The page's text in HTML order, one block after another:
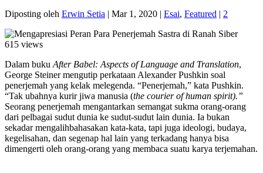
Diposting oleh Erwin Setia | Mar 1, 2020 | Esai, Featured | 2
615 views
Dalam buku After Babel: Aspects of Language and Translation,
George Steiner mengutip perkataan Alexander Pushkin soal
penerjemah yang kelak melegenda. “Penerjemah,” kata Pushkin.
“Tak ubahnya kurir jiwa manusia (the courier of human spirit).”
Seorang penerjemah mengantarkan semangat sukma orang-orang
dari pelbagai sudut dunia ke sudut-sudut lain dunia. Ia bukan
sekadar mengalihbahasakan kata-kata, tapi juga ideologi, budaya,
kegelisahan, dan segenap hal lain yang terkadang hanya bisa
dimengerti oleh orang-orang yang membaca suatu karya terjemahan.